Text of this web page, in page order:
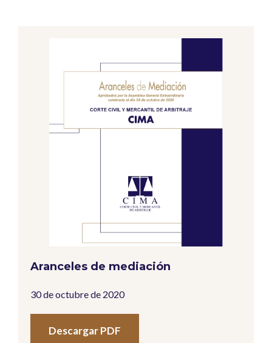
Aranceles de mediación
30 de octubre de 2020
Descargar PDF